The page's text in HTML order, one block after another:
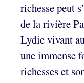
richesse peut
de la rivière
Lydie vivant
une immense
richesses et